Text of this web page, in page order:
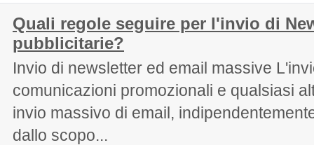
Quali regole seguire per l'invio di
pubblicitarie?
Invio di newsletter ed email massive
comunicazioni promozionali e qualsiasi
invio massivo di email,
dallo scopo...